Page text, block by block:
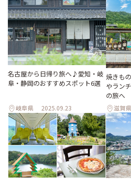
名古屋から日帰り旅へ♪愛知・岐
阜・静岡のおすすめスポット6選
岐阜県 2025.09.23
焼きも
やラン
の旅へ
滋賀県